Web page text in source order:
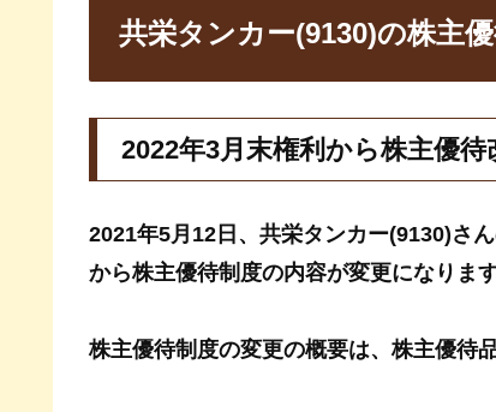
共栄タンカー(9130)の株主
2022年3月末権利から株主優
2021年5月12日、共栄タンカー(9130)さ
から株主優待制度の内容が変更になりま
株主優待制度の変更の概要は、株主優待